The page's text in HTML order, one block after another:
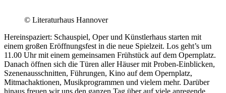
© Literaturhaus Hannover
Hereinspaziert: Schauspiel, Oper und Künstlerhaus starten mit
einem großen Eröffnungsfest in die neue Spielzeit. Los geht’s um
11.00 Uhr mit einem gemeinsamen Frühstück auf dem Opernplatz.
Danach öffnen sich die Türen aller Häuser mit Proben-Einblicken,
Szenenausschnitten, Führungen, Kino auf dem Opernplatz,
Mitmachaktionen, Musikprogrammen und vielem mehr. Darüber
hinaus freuen wir uns den ganzen Tag über auf viele anregende